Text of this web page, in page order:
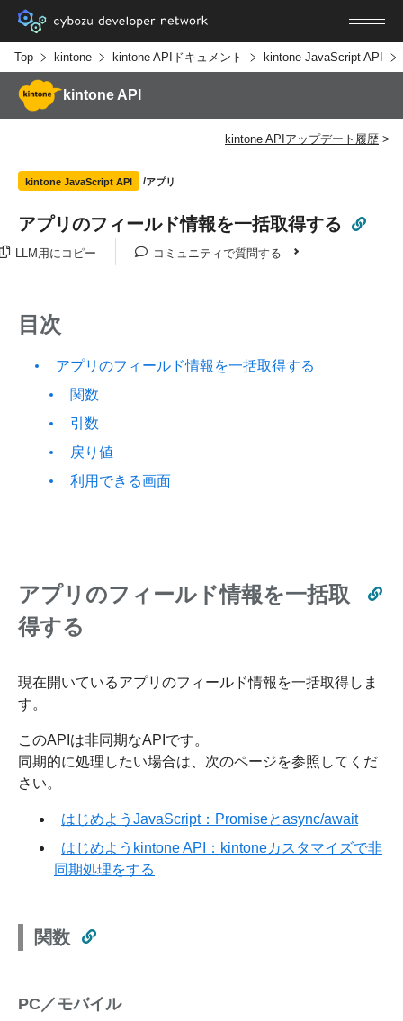
Top kintone kintone APIドキュメント kintone JavaScript API
kintone API
kintone APIアップデート履歴
kintone JavaScript API アプリ
アプリのフィールド情報を一括取得する
LLM用にコピー コミュニティで質問する
目次
アプリのフィールド情報を一括取得する
関数
引数
戻り値
利用できる画面
アプリのフィールド情報を一括取
得する
現在開いているアプリのフィールド情報を一括取得しま
す。
このAPIは非同期なAPIです。
同期的に処理したい場合は、次のページを参照してくだ
さい。
はじめようJavaScript：Promiseとasync/await
はじめようkintone API：kintoneカスタマイズで非
同期処理をする
関数
PC／モバイル